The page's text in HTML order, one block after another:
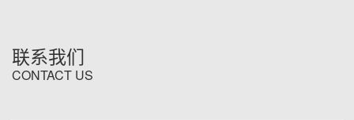
联系我们
CONTACT US